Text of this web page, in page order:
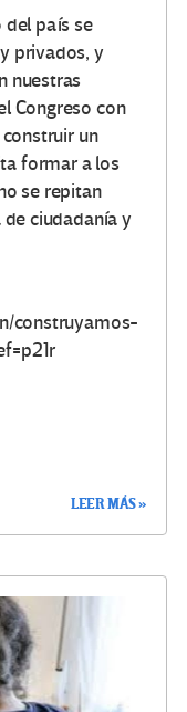
del país se
privados, y
nuestras
Congreso con
un
formar a los
se repitan
ciudadanía y
construyamos-
LEER MÁS »